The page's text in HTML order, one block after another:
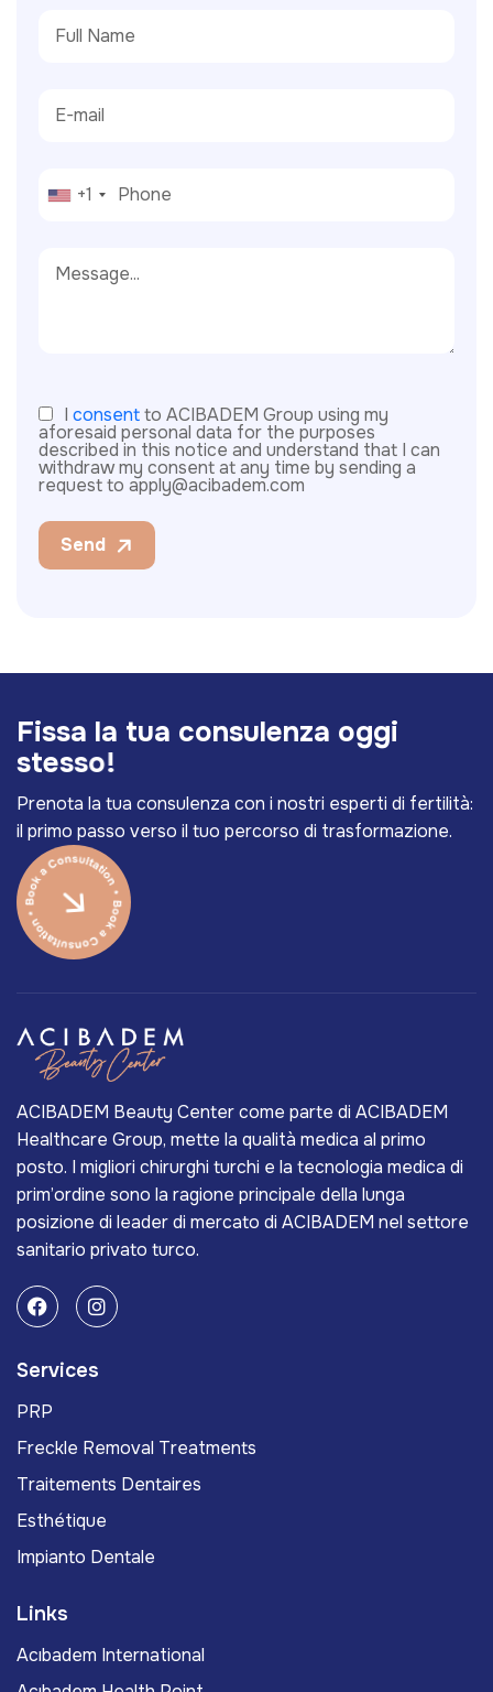
+1
I consentto ACIBADEM Group using my
aforesaid personal data for the purposes
described in this notice and understand that I can
withdraw my consent at any time by sending a
request to apply@acibadem.com
Send
Fissa la tua consulenza oggi
stesso!
Prenota la tua consulenza con i nostri esperti di fertilità:
il primo passo verso il tuo percorso di trasformazione.
ACIBADEM Beauty Center come parte di ACIBADEM
Healthcare Group, mette la qualità medica al primo
posto. I migliori chirurghi turchi e la tecnologia medica di
prim’ordine sono la ragione principale della lunga
posizione di leader di mercato di ACIBADEM nel settore
sanitario privato turco.
Services
PRP
Freckle Removal Treatments
Traitements Dentaires
Esthétique
Impianto Dentale
Links
Acıbadem International